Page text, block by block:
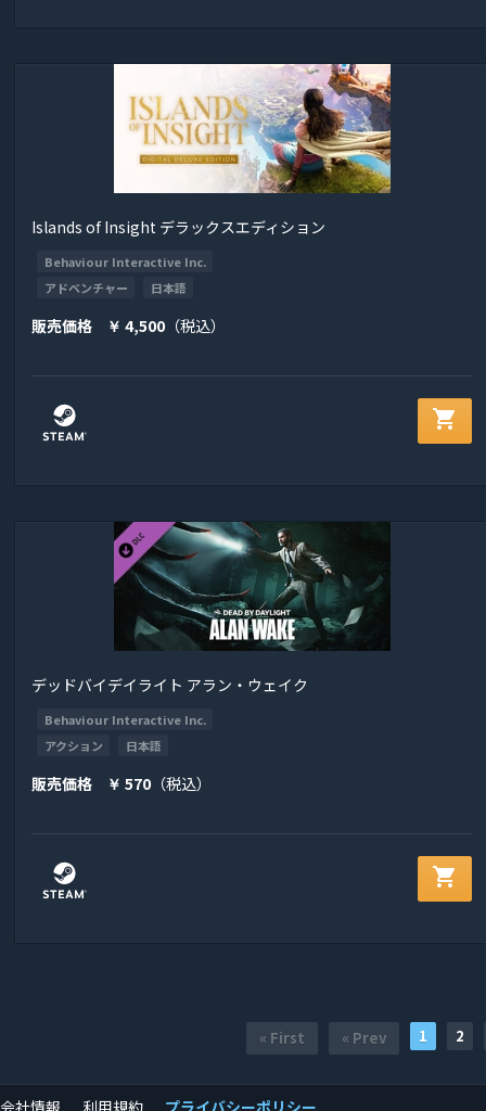
Islands of Insight デラックスエディション
Behaviour Interactive Inc.
アドベンチャー
日本語
販売価格 ￥ 4,500 （税込）
shopping_cart
デッドバイデイライト アラン・ウェイク
Behaviour Interactive Inc.
アクション
日本語
販売価格 ￥ 570 （税込）
shopping_cart
« First « Prev 1 2
会社情報 利用規約 プライバシーポリシー